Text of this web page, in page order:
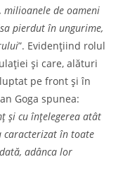
milioanele de oameni
pierdut în ungurime,
”. Evidenţiind rolul
şi care, alături
pe front şi în
Goga spunea:
şi cu înţelegerea atât
caracterizat în toate
adânca lor